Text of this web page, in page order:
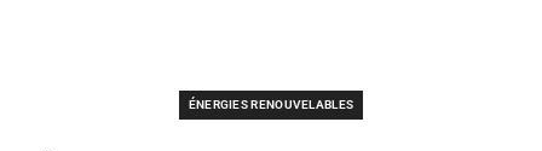
ÉNERGIES RENOUVELABLES